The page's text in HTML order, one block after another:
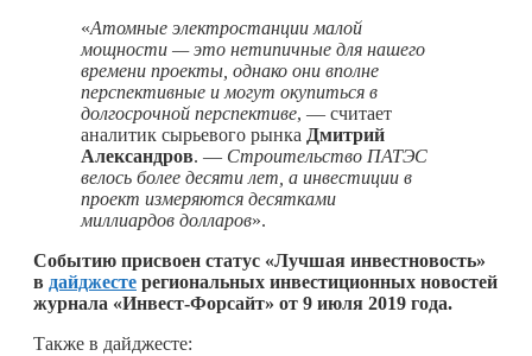
«Атомные электростанции малой
мощности — это нетипичные для нашего
времени проекты, однако они вполне
перспективные и могут окупиться в
долгосрочной перспективе, — считает
аналитик сырьевого рынка Дмитрий
Александров. — Строительство ПАТЭС
велось более десяти лет, а инвестиции в
проект измеряются десятками
миллиардов долларов».
Событию присвоен статус «Лучшая инвестновость»
в дайджесте региональных инвестиционных новостей
журнала «Инвест-Форсайт» от 9 июля 2019 года.
Также в дайджесте: